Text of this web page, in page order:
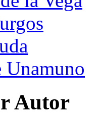
Autor